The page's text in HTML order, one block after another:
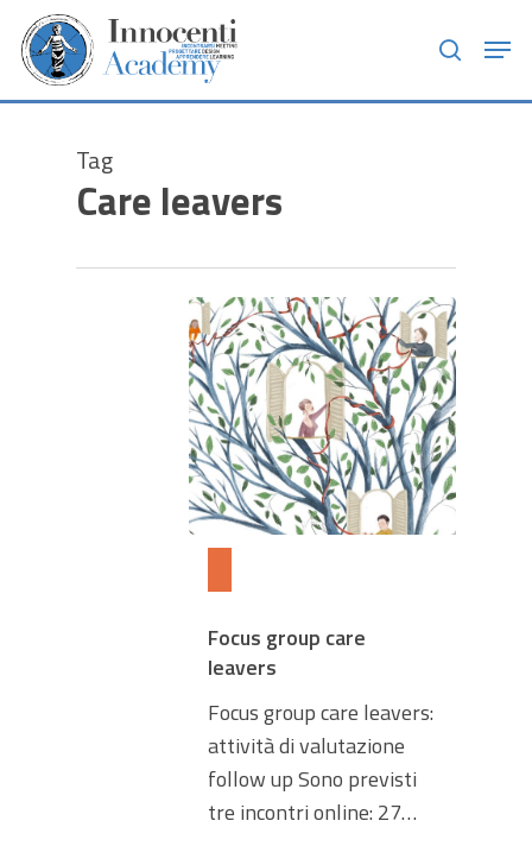
Skip
main
search
Tag
Care leavers
Focus group care
leavers
Focus group care leavers:
attività di valutazione
follow up Sono previsti
tre incontri online: 27…